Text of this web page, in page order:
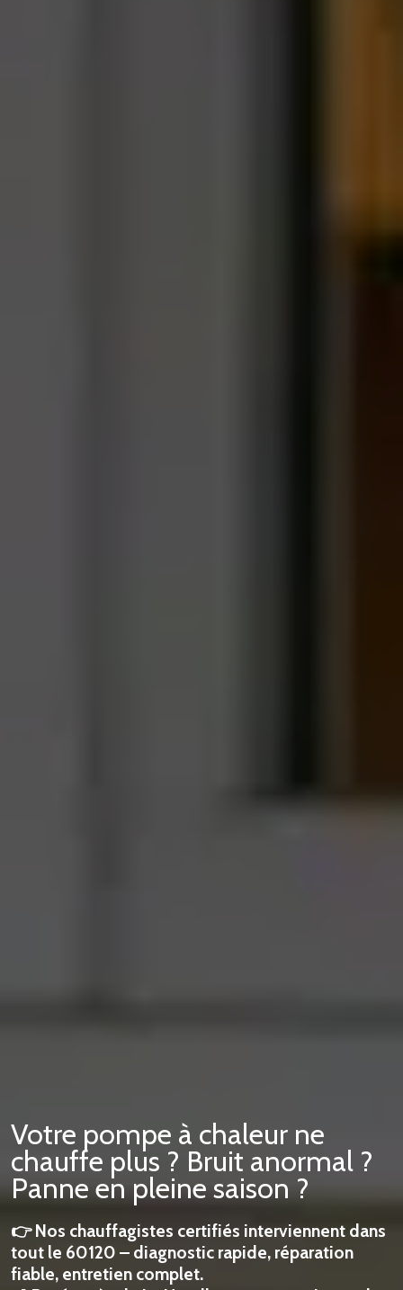
Votre pompe à chaleur ne
chauffe plus ? Bruit anormal ?
Panne en pleine saison ?
👉 Nos chauffagistes certifiés interviennent dans
tout le 60120 – diagnostic rapide, réparation
fiable, entretien complet.